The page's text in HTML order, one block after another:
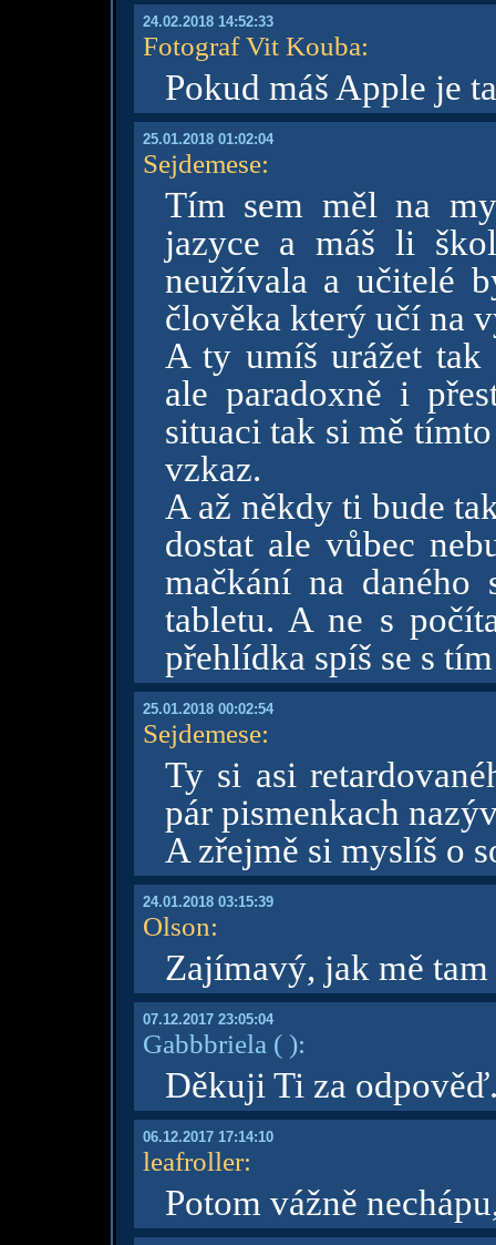
24.02.2018 14:52:33
Fotograf Vit Kouba:
Pokud máš Apple je
25.01.2018 01:02:04
Sejdemese:
Tím sem měl na
jazyce a máš li
neužívala a učitelé
člověka který učí na
A ty umíš urážet tak
ale paradoxně i
situaci tak si mě
vzkaz.
A až někdy ti bude
dostat ale vůbec
mačkání na
tabletu. A ne s
přehlídka spíš se s
25.01.2018 00:02:54
Sejdemese:
Ty si asi
pár pismenkach
A zřejmě si myslíš o
24.01.2018 03:15:39
Olson:
Zajímavý, jak mě
07.12.2017 23:05:04
Gabbbriela ( ):
Děkuji Ti za
06.12.2017 17:14:10
leafroller:
Potom vážně